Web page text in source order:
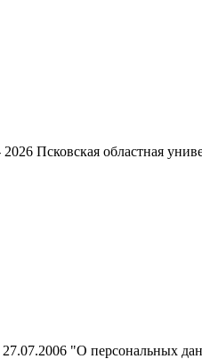
2026 Псковская областная
"О персональных